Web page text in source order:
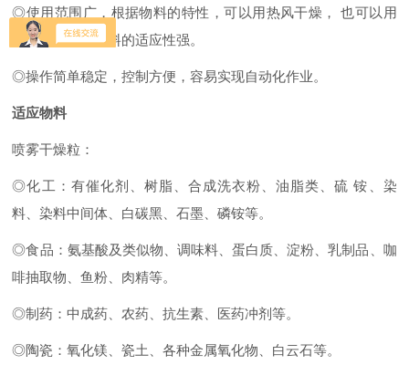
◎使用范围广，根据物料的特性，可以用热风干燥， 也可以用
冷风造粒，对物料的适应性强。
◎操作简单稳定，控制方便，容易实现自动化作业。
适应物料
喷雾干燥粒：
◎化工：有催化剂、树脂、合成洗衣粉、油脂类、硫 铵、染
料、染料中间体、白碳黑、石墨、磷铵等。
◎食品：氨基酸及类似物、调味料、蛋白质、淀粉、乳制品、咖
啡抽取物、鱼粉、肉精等。
◎制药：中成药、农药、抗生素、医药冲剂等。
◎陶瓷：氧化镁、瓷土、各种金属氧化物、白云石等。